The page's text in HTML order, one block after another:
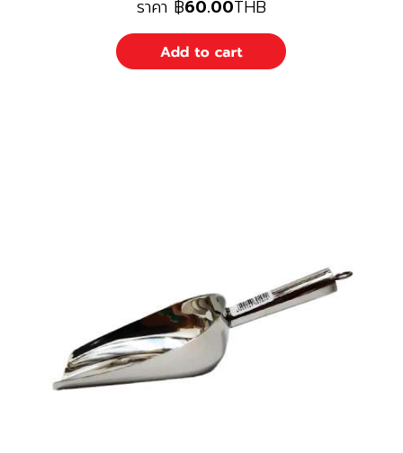
ราคา ฿60.00THB